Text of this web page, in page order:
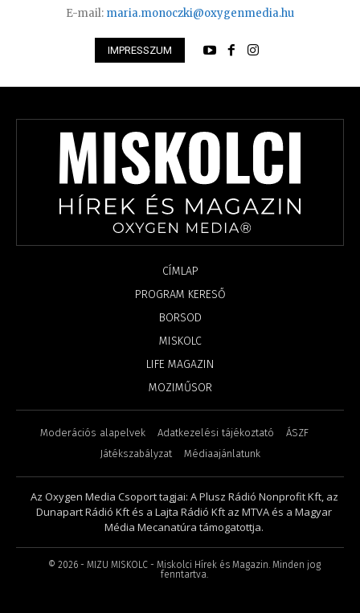
E-mail: maria.monoczki@oxygenmedia.hu
IMPRESSZUM
CÍMLAP
PROGRAM KERESŐ
BORSOD
MISKOLC
LIFE MAGAZIN
MOZIMŰSOR
Moderációs alapelvek Adatkezelési tájékoztató
ÁSZF
Játékszabályzat
Médiaajánlatunk
Az Oxygen Media Csoport tagjai: A Plusz Rádió Nonprofit Kft, az
Dunapart Rádió Kft és a Lajta Rádió Kft az MTVA és a Magyar
Média Mecanatúra támogatottja.
© 2026- MIZU MISKOLC - Miskolci Hírek és Magazin. Minden jog
fenntartva.